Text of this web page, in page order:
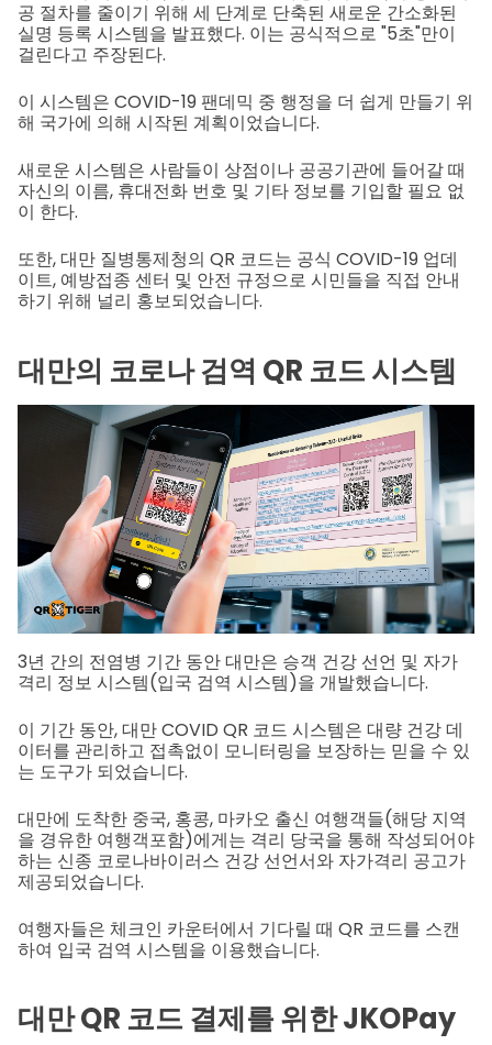
공 절차를 줄이기 위해 세 단계로 단축된 새로운 간소화된
실명 등록 시스템을 발표했다. 이는 공식적으로 "5초"만이
걸린다고 주장된다.
이 시스템은 COVID-19 팬데믹 중 행정을 더 쉽게 만들기 위
해 국가에 의해 시작된 계획이었습니다.
새로운 시스템은 사람들이 상점이나 공공기관에 들어갈 때
자신의 이름, 휴대전화 번호 및 기타 정보를 기입할 필요 없
이 한다.
또한, 대만 질병통제청의 QR 코드는 공식 COVID-19 업데
이트, 예방접종 센터 및 안전 규정으로 시민들을 직접 안내
하기 위해 널리 홍보되었습니다.
대만의 코로나 검역 QR 코드 시스템
3년 간의 전염병 기간 동안 대만은 승객 건강 선언 및 자가
격리 정보 시스템(입국 검역 시스템)을 개발했습니다.
이 기간 동안, 대만 COVID QR 코드 시스템은 대량 건강 데
이터를 관리하고 접촉없이 모니터링을 보장하는 믿을 수 있
는 도구가 되었습니다.
대만에 도착한 중국, 홍콩, 마카오 출신 여행객들(해당 지역
을 경유한 여행객포함)에게는 격리 당국을 통해 작성되어야
하는 신종 코로나바이러스 건강 선언서와 자가격리 공고가
제공되었습니다.
여행자들은 체크인 카운터에서 기다릴 때 QR 코드를 스캔
하여 입국 검역 시스템을 이용했습니다.
대만 QR 코드 결제를 위한 JKOPay